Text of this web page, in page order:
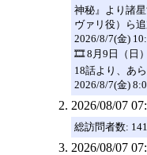
神秘』より諸
ヴァリ役）ら
2026/8/7(金)
🎞️ 8月9日（日
18話より、あ
2026/8/7(金)
2026/08/07
総訪問者数:
2026/08/07